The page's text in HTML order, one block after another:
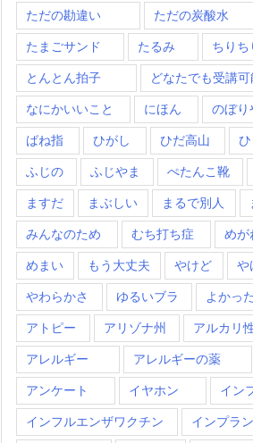
ただの勘違い ただの炭酸水
たまごサンド たるみ ちりち
とんとん拍子 どなたでも受講可
なにかいいこと にほん のぼり
ばね指 ひがし ひだ高山
ふじの ふじやま ぺたんこ靴
ますだ まぶしい まるで別人
みんなのため むち打ち症 めが
めまい もう大丈夫 やけど や
やわらかさ ゆるいブラ よかっ
アトピー アリゾナ州 アルカリ
アレルギー アレルギーの薬
アンケート イヤホン イン
インフルエンザワクチン インプラ